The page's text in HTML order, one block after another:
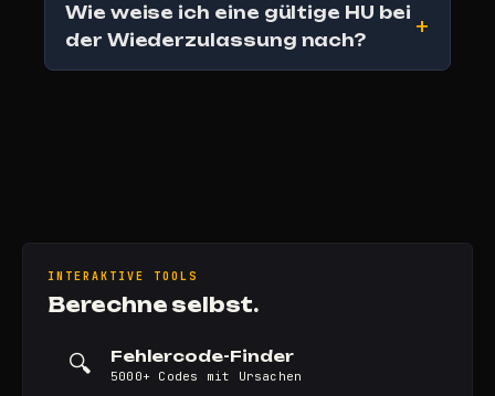
Wie weise ich eine gültige HU bei
der Wiederzulassung nach?
INTERAKTIVE TOOLS
Berechne selbst.
🔍 Fehlercode-Finder
5000+ Codes mit Ursachen